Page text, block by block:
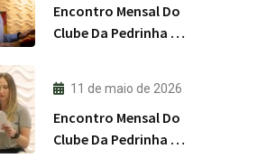
Encontro Mensal Do
Clube Da Pedrinha RS
11 de maio de 2026
Encontro Mensal Do
Clube Da Pedrinha RS